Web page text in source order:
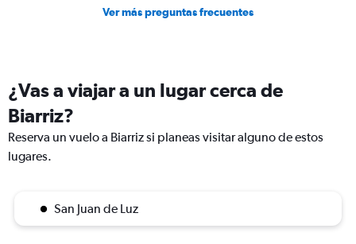
Ver más preguntas frecuentes
¿Vas a viajar a un lugar cerca de
Biarriz?
Reserva un vuelo a Biarriz si planeas visitar alguno de estos
lugares.
San Juan de Luz